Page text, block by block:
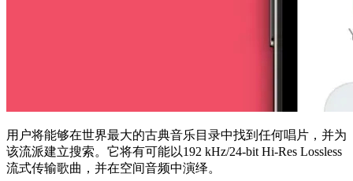
用户将能够在世界最大的古典音乐目录中找到任何唱片，并为
该流派建立搜索。它将有可能以192 kHz/24-bit Hi-Res Lossless
流式传输歌曲，并在空间音频中演绎。